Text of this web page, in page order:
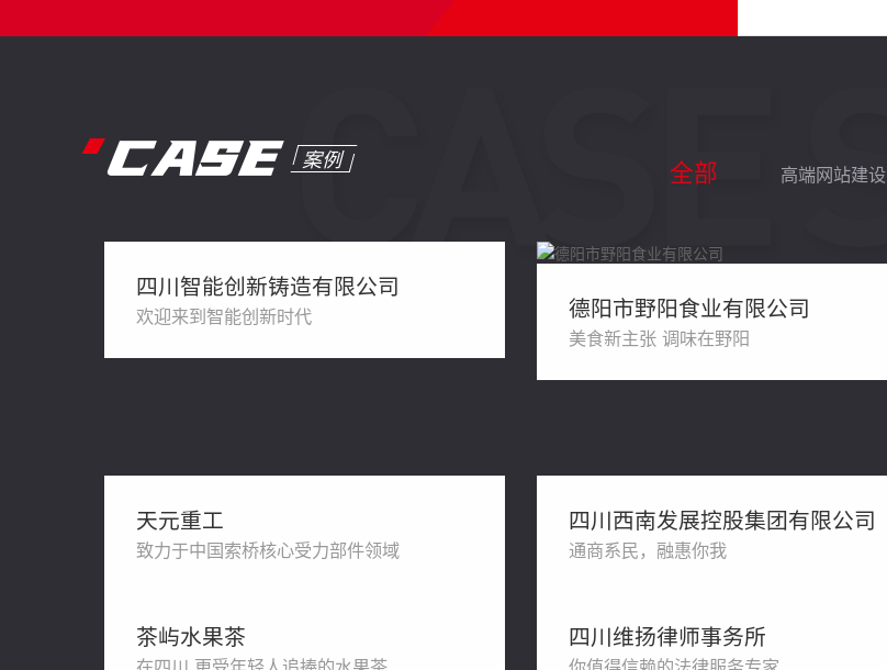
CASE 案例 全部 高端网站建设
四川智能创新铸造有限公司
欢迎来到智能创新时代 德阳市野阳食业有限公司
美食新主张 调味在野阳
天元重工
致力于中国索桥核心受力部件领域
四川西南发展控股集团有限公司
通商系民，融惠你我
茶屿水果茶 四川维扬律师事务所